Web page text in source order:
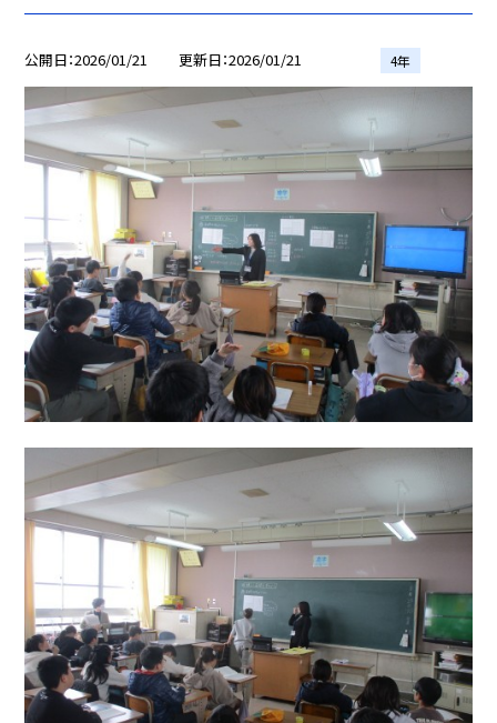
公開日 2026/01/21 更新日 2026/01/21 4年